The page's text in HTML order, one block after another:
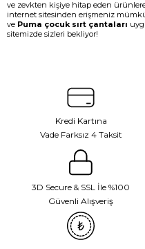
ve zevkten kişiye hitap eden ürünlere
internet sitesinden erişmeniz
ve Puma çocuk sırt çantaları
sitemizde sizleri bekliyor!
Kredi Kartına
Vade Farksız 4 Taksit
3D Secure & SSL İle %100
Güvenli Alışveriş